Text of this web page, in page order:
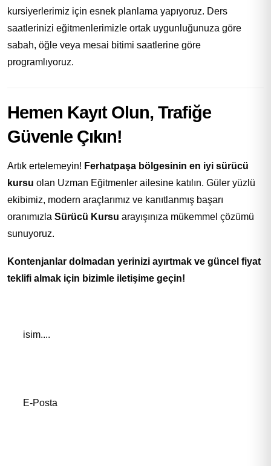
kursiyerlerimiz için esnek planlama yapıyoruz. Ders
saatlerinizi eğitmenlerimizle ortak uygunluğunuza göre
sabah, öğle veya mesai bitimi saatlerine göre
programlıyoruz.
Hemen Kayıt Olun, Trafiğe
Güvenle Çıkın!
Artık ertelemeyin! Ferhatpaşa bölgesinin en iyi sürücü
kursu olan Uzman Eğitmenler ailesine katılın. Güler yüzlü
ekibimiz, modern araçlarımız ve kanıtlanmış başarı
oranımızla Sürücü Kursu arayışınıza mükemmel çözümü
sunuyoruz.
Kontenjanlar dolmadan yerinizi ayırtmak ve güncel fiyat
teklifi almak için bizimle iletişime geçin!